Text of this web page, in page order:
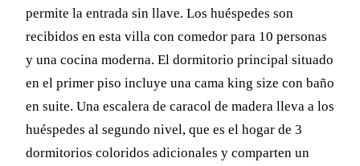
permite la entrada sin llave. Los huéspedes son
recibidos en esta villa con comedor para 10 personas
y una cocina moderna. El dormitorio principal situado
en el primer piso incluye una cama king size con baño
en suite. Una escalera de caracol de madera lleva a los
huéspedes al segundo nivel, que es el hogar de 3
dormitorios coloridos adicionales y comparten un